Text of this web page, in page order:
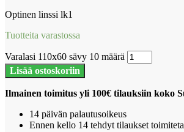
Optinen linssi lk1
Tuotteita varastossa
Varalasi 110x60 sävy 10 määrä
Lisää ostoskoriin
Ilmainen toimitus yli 100€ tilauksiin koko
14 päivän palautusoikeus
Ennen kello 14 tehdyt tilaukset